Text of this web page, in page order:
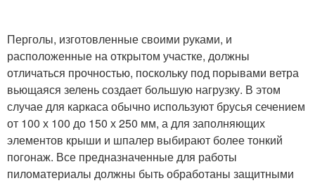
Перголы, изготовленные своими руками, и
расположенные на открытом участке, должны
отличаться прочностью, поскольку под порывами ветра
вьющаяся зелень создает большую нагрузку. В этом
случае для каркаса обычно используют брусья сечением
от 100 х 100 до 150 х 250 мм, а для заполняющих
элементов крыши и шпалер выбирают более тонкий
погонаж. Все предназначенные для работы
пиломатериалы должны быть обработаны защитными